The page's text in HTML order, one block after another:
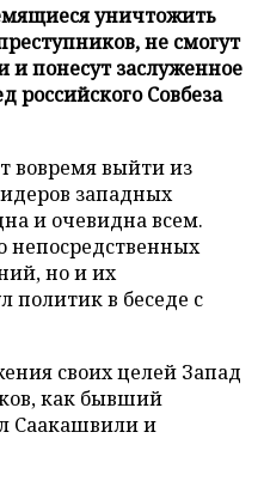
уничтожить
не смогут
и понесут заслуженное
российского Совбеза
вовремя выйти из
западных
и очевидна всем.
непосредственных
но и их
политик в беседе с
своих целей Запад
как бывший
Саакашвили и